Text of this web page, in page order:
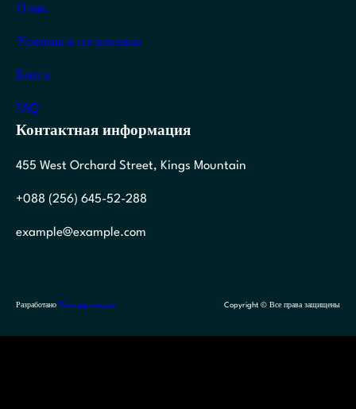
О нас
Условия и положения
Блоги
FAQ
Контактная информация
455 West Orchard Street, Kings Mountain
+088 (256) 645-52-288
example@example.com
Разработано Themegrove.com Copyright © Все права защищены